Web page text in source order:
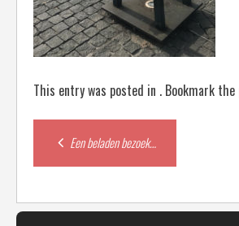
This entry was posted in . Bookmark the
Post
navigation
Een beladen bezoek…